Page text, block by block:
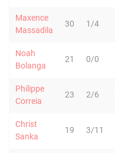
Maxence
Massadila
30 1/4
Noah
Bolanga
21 0/0
Philippe
Correia
23 2/6
Christ
Sanka
19 3/11